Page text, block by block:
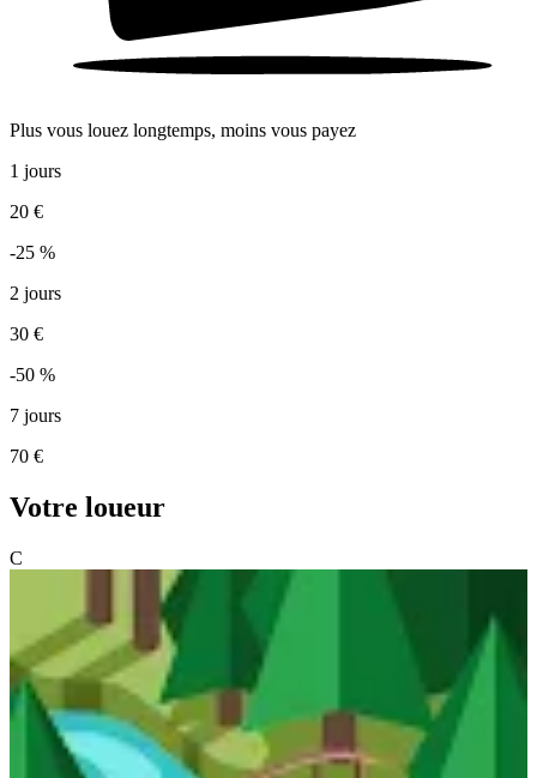
Plus vous louez longtemps, moins vous payez
1 jours
20 €
-25 %
2 jours
30 €
-50 %
7 jours
70 €
Votre loueur
C